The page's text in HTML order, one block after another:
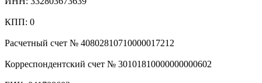
КПП: 0
Расчетный счет № 40802810710000017212
Корреспондентский счет № 30101810000000000602